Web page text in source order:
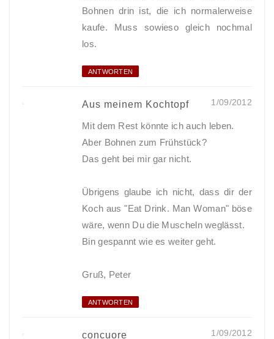
Bohnen drin ist, die ich normalerweise
kaufe. Muss sowieso gleich nochmal
los.
ANTWORTEN
Aus meinem Kochtopf 1/09/2012
Mit dem Rest könnte ich auch leben.
Aber Bohnen zum Frühstück?
Das geht bei mir gar nicht.
Übrigens glaube ich nicht, dass dir der
Koch aus "Eat Drink. Man Woman" böse
wäre, wenn Du die Muscheln weglässt.
Bin gespannt wie es weiter geht.
Gruß, Peter
ANTWORTEN
concuore 1/09/2012